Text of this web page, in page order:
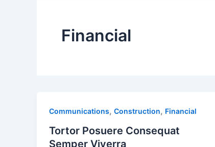
Financial
Communications, Construction, Financial
Tortor Posuere Consequat
Semper Viverra